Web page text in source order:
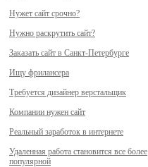
Нужет сайт срочно?
Нужно раскрутить сайт?
Заказать сайт в Санкт-Петербурге
Ищу фрилансера
Требуется дизайнер верстальщик
Компании нужен сайт
Реальный заработок в интернете
Удаленная работа становится все более
популярной